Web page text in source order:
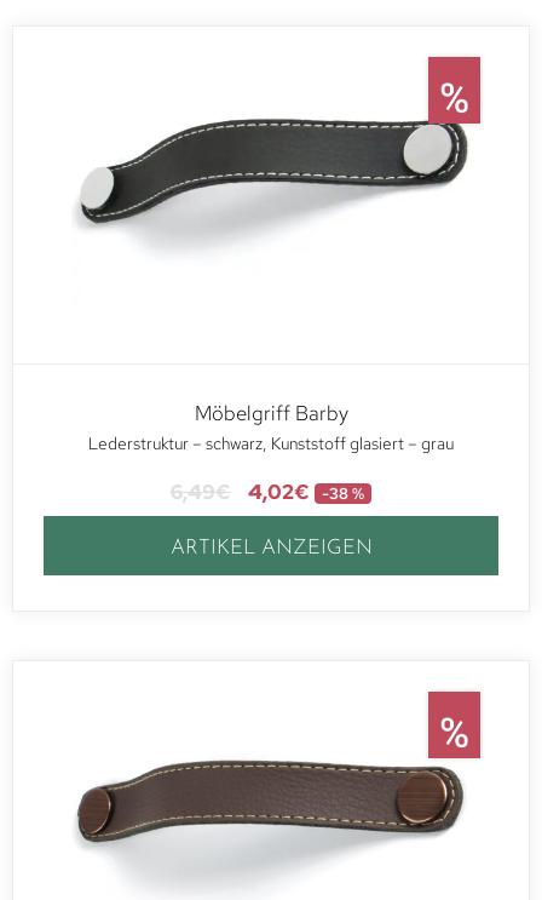
Möbelgriff Barby
Lederstruktur – schwarz, Kunststoff glasiert – grau
6,49€ 4,02€ -38 %
ARTIKEL ANZEIGEN